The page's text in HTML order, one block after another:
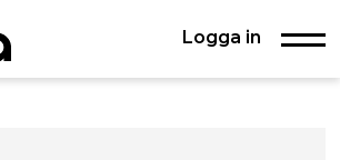
Logga in